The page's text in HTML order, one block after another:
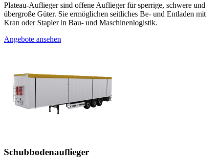
Plateau-Auflieger sind offene Auflieger für sperrige, schwere und
übergroße Güter. Sie ermöglichen seitliches Be- und Entladen mit
Kran oder Stapler in Bau- und Maschinenlogistik.
Angebote ansehen
Schubbodenauflieger